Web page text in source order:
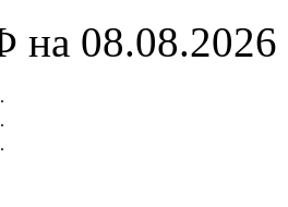
на 08.08.2026